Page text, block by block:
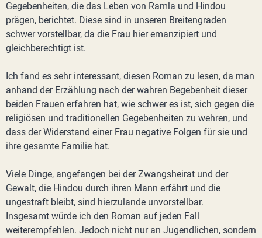
Gegebenheiten, die das Leben von Ramla und Hindou
prägen, berichtet. Diese sind in unseren Breitengraden
schwer vorstellbar, da die Frau hier emanzipiert und
gleichberechtigt ist.
Ich fand es sehr interessant, diesen Roman zu lesen, da man
anhand der Erzählung nach der wahren Begebenheit dieser
beiden Frauen erfahren hat, wie schwer es ist, sich gegen die
religiösen und traditionellen Gegebenheiten zu wehren, und
dass der Widerstand einer Frau negative Folgen für sie und
ihre gesamte Familie hat.
Viele Dinge, angefangen bei der Zwangsheirat und der
Gewalt, die Hindou durch ihren Mann erfährt und die
ungestraft bleibt, sind hierzulande unvorstellbar.
Insgesamt würde ich den Roman auf jeden Fall
weiterempfehlen. Jedoch nicht nur an Jugendlichen, sondern